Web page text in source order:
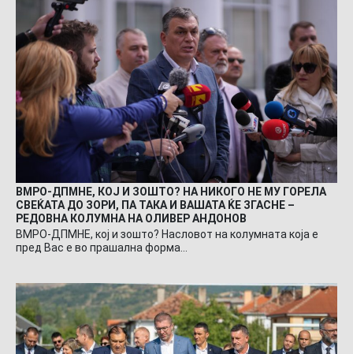
ВМРО-ДПМНЕ, КОЈ И ЗОШТО? НА НИКОГО НЕ МУ ГОРЕЛА
СВЕЌАТА ДО ЗОРИ, ПА ТАКА И ВАШАТА ЌЕ ЗГАСНЕ –
РЕДОВНА КОЛУМНА НА ОЛИВЕР АНДОНОВ
ВМРО-ДПМНЕ, кој и зошто? Насловот на колумната која е
пред Вас е во прашална форма…